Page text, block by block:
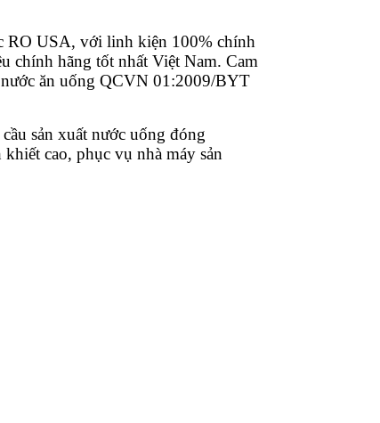
RO USA, với linh kiện 100% chính
hãng tốt nhất Việt Nam. Cam
ăn uống QCVN 01:2009/BYT
sản xuất nước uống đóng
cao, phục vụ nhà máy sản